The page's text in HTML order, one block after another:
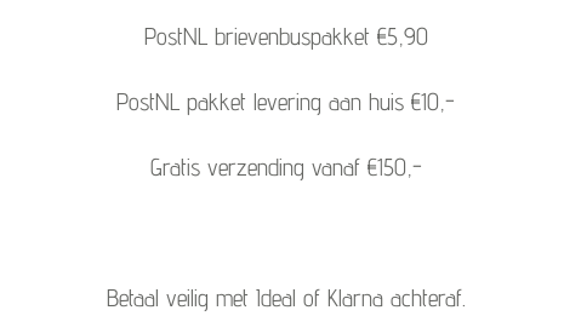
PostNL brievenbuspakket €5,90
PostNL pakket levering aan huis €10,-
Gratis verzending vanaf €150,-
Betaal veilig met Ideal of Klarna achteraf.